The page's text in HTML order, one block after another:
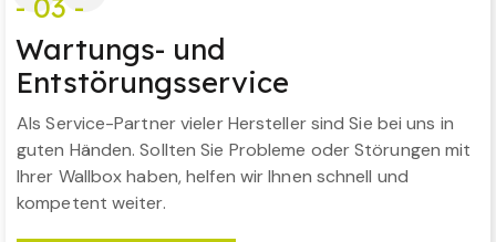
Wartungs- und
Entstörungsservice
Als Service-Partner vieler Hersteller sind Sie bei uns in
guten Händen. Sollten Sie Probleme oder Störungen mit
Ihrer Wallbox haben, helfen wir Ihnen schnell und
kompetent weiter.